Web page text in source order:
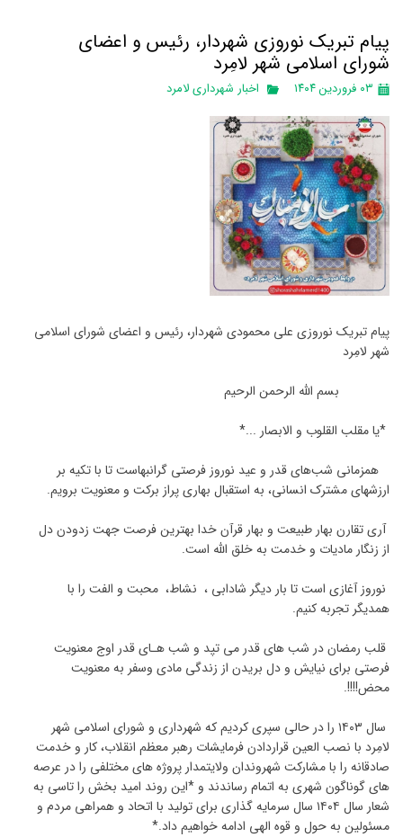
پیام تبریک نوروزی شهردار، رئیس و اعضای
شورای اسلامی شهر لامِرد
۰۳ فروردین ۱۴۰۴ اخبار شهرداری لامرد
پیام تبریک نوروزی علی محمودی شهردار، رئیس و اعضای شورای اسلامی
شهر لامِرد
بسم الله الرحمن الرحیم
*یا مقلب القلوب و الابصار ...*
همزمانی شب‌های قدر و عید نوروز فرصتی گرانبهاست تا با تکیه بر
ارزشهای مشترک انسانی، به استقبال بهاری پراز برکت و معنویت برویم.
آری تقارن بهار طبیعت و بهار قرآن خدا بهترین فرصت جهت زدودن دل
از زنگار مادیات و خدمت به خلق الله است.
نوروز آغازی است تا بار دیگر شادابی ، نشاط، محبت و الفت را با
همدیگر تجربه کنیم.
قلب رمضان در شب های قدر می تپد و شب هـای قدر اوج معنویت
فرصتی برای نیایش و دل بریدن از زندگی مادی وسفر به معنویت
محض!!!!.
سال ۱۴۰۳ را در حالی سپری کردیم که شهرداری و شورای اسلامی شهر
لامِرد با نصب العین قراردادن فرمایشات رهبر معظم انقلاب، کار و خدمت
صادقانه را با مشارکت شهروندان ولایتمدار پروژه های مختلفی را در عرصه
های گوناگون شهری به اتمام رساندند و *این روند امید بخش را تاسی به
شعار سال ۱۴۰۴ سال سرمایه گذاری برای تولید با اتحاد و همراهی مردم و
مسئولین به حول و قوه الهی ادامه خواهیم داد.*